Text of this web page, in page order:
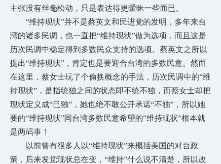
主张没有丝毫松动，只是表达得更暧昧一些而已。
“维持现状”并不是蔡英文和民进党的发明，多年来台
湾的诸多民调，也一直把“维持现状”做为选项，而且这是
历次民调中稳定得到多数民众支持的选项。蔡英文之所以
提出“维持现状”，肯定也是要迎合台湾的多数民意。然而
在这里，蔡女士玩了个偷换概念的手法，历次民调中的“维
持现状”，是指统独之间的状态即不统不独，而蔡女士却把
现状定义成“已独”，她也绝不敢公开承诺“不独”，所以她
要的“维持现状”同台湾多数民意希望的“维持现状“根本就
是两码事！
以前曾有很多人以“维持现状”来概括美国的对台政
策，后来发觉现状总在变，“维持”什么说不清楚，所以改